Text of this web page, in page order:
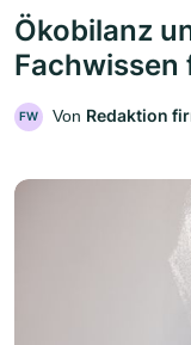
Ökobilanz
Fachwissen
FW Von Redaktion